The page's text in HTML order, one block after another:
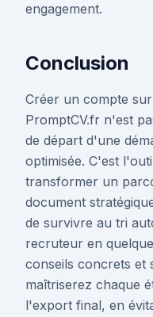
engagement.
Conclusion
Créer un compte
PromptCV.fr n'est
de départ d'une
optimisée. C'est
transformer un
document
de survivre au tri
recruteur en
conseils concrets et
maîtriserez chaque
l'export final, en